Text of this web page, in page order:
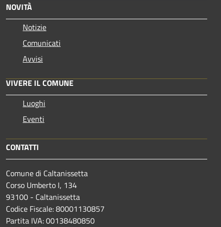
NOVITÀ
Notizie
Comunicati
Avvisi
VIVERE IL COMUNE
Luoghi
Eventi
CONTATTI
Comune di Caltanissetta
Corso Umberto I, 134
93100 - Caltanissetta
Codice Fiscale: 80001130857
Partita IVA: 00138480850